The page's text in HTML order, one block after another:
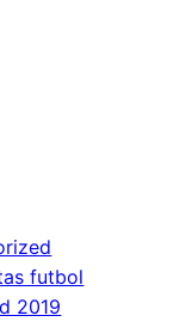
futbol
2019